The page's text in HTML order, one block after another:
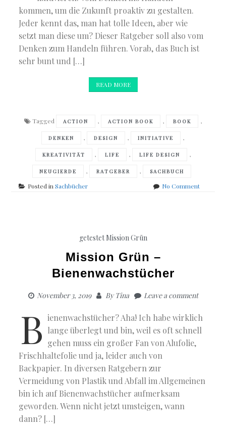
kommen, um die Zukunft proaktiv zu gestalten.
Jeder kennt das, man hat tolle Ideen, aber wie
setzt man diese um? Dieser Ratgeber soll also vom
Denken zum Handeln führen. Vorab, das Buch ist
sehr bunt und […]
READ MORE
Tagged ACTION , ACTION BOOK , BOOK ,
DENKEN , DESIGN , INITIATIVE ,
KREATIVITÄT , LIFE , LIFE DESIGN ,
NEUGIERDE , RATGEBER , SACHBUCH
Posted inSachbücher No Commenton
getestet Mission Grün
Mission Grün –
Bienenwachstücher
November 3, 2019 ByTina Leave a comment
B ienenwachstücher? Aha! Ich habe wirklich
lange überlegt und bin, weil es oft schnell
gehen muss ein großer Fan von Alufolie,
Frischhaltefolie und ja, leider auch von
Backpapier. In diversen Ratgebern zur
Vermeidung von Plastik und Abfall im Allgemeinen
bin ich auf Bienenwachstücher aufmerksam
geworden. Wenn nicht jetzt umsteigen, wann
dann? […]